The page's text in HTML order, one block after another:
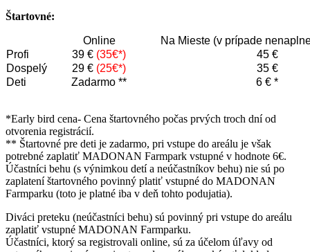
Štartovné:
Online
Na Mieste (v prípade
Profi
39 € (35€*)
45 €
Dospelý
29 € (25€*)
35 €
Deti
Zadarmo ** 6 € *
*Early bird cena- Cena štartovného počas prvých troch dní od
otvorenia registrácií.
** Štartovné pre deti je zadarmo, pri vstupe do areálu je však
potrebné zaplatiť MADONAN Farmpark vstupné v hodnote 6€.
Účastníci behu (s výnimkou detí a neúčastníkov behu) nie sú po
zaplatení štartovného povinný platiť vstupné do MADONAN
Farmparku (toto je platné iba v deň tohto podujatia).
Diváci preteku (neúčastníci behu) sú povinný pri vstupe do areálu
zaplatiť vstupné MADONAN Farmparku.
Účastníci, ktorý sa registrovali online, sú za účelom úľavy od